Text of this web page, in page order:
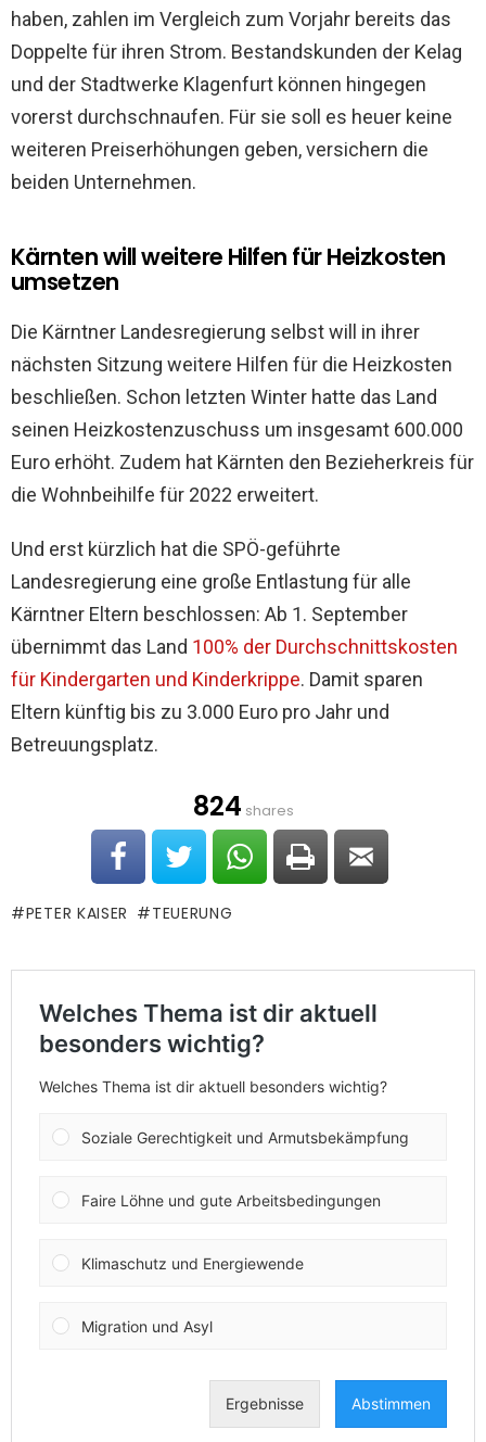
haben, zahlen im Vergleich zum Vorjahr bereits das
Doppelte für ihren Strom. Bestandskunden der Kelag
und der Stadtwerke Klagenfurt können hingegen
vorerst durchschnaufen. Für sie soll es heuer keine
weiteren Preiserhöhungen geben, versichern die
beiden Unternehmen.
Kärnten will weitere Hilfen für Heizkosten
umsetzen
Die Kärntner Landesregierung selbst will in ihrer
nächsten Sitzung weitere Hilfen für die Heizkosten
beschließen. Schon letzten Winter hatte das Land
seinen Heizkostenzuschuss um insgesamt 600.000
Euro erhöht. Zudem hat Kärnten den Bezieherkreis für
die Wohnbeihilfe für 2022 erweitert.
Und erst kürzlich hat die SPÖ-geführte
Landesregierung eine große Entlastung für alle
Kärntner Eltern beschlossen: Ab 1. September
übernimmt das Land 100% der Durchschnittskosten
für Kindergarten und Kinderkrippe. Damit sparen
Eltern künftig bis zu 3.000 Euro pro Jahr und
Betreuungsplatz.
824 shares
PETER KAISER TEUERUNG